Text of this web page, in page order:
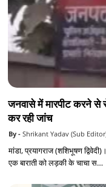
जनवासे में मारपीट करने से
कर रही जांच
Shrikant Yadav (Sub
मांडा, प्रयागराज (शशिभूषण
एक बाराती को लड़की के चाचा स…